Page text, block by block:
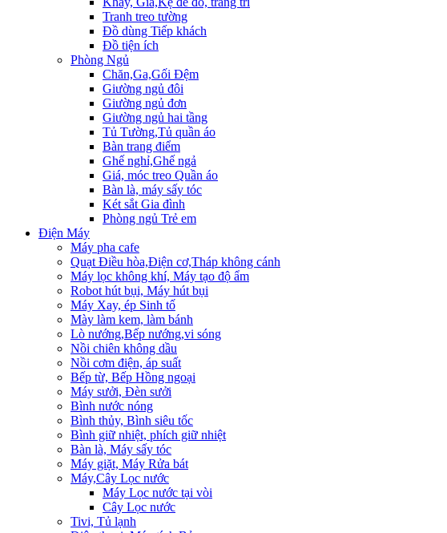
Tranh treo tường
Đồ dùng Tiếp khách
Đồ tiện ích
Phòng Ngủ
Chăn,Ga,Gối Đệm
Giường ngủ đôi
Giường ngủ đơn
Giường ngủ hai tầng
Tủ Tường,Tủ quần áo
Bàn trang điểm
Ghế nghỉ,Ghế ngả
Giá, móc treo Quần áo
Bàn là, máy sấy tóc
Két sắt Gia đình
Phòng ngủ Trẻ em
Điện Máy
Máy pha cafe
Quạt Điều hòa,Điện cơ,Tháp không cánh
Máy lọc không khí, Máy tạo độ ẩm
Robot hút bụi, Máy hút bụi
Máy Xay, ép Sinh tố
Mày làm kem, làm bánh
Lò nướng,Bếp nướng,vi sóng
Nồi chiên không dầu
Nồi cơm điện, áp suất
Bếp từ, Bếp Hồng ngoại
Máy sưởi, Đèn sưởi
Bình nước nóng
Bình thủy, Bình siêu tốc
Bình giữ nhiệt, phích giữ nhiệt
Bàn là, Máy sấy tóc
Máy giặt, Máy Rửa bát
Máy,Cây Lọc nước
Máy Lọc nước tại vòi
Cây Lọc nước
Tivi, Tủ lạnh